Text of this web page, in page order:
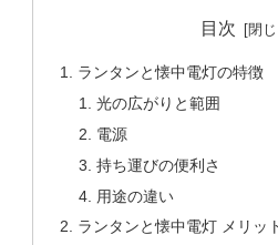
目次
ランタンと懐中電灯の特徴
光の広がりと範囲
電源
持ち運びの便利さ
用途の違い
ランタンと懐中電灯 メリッ